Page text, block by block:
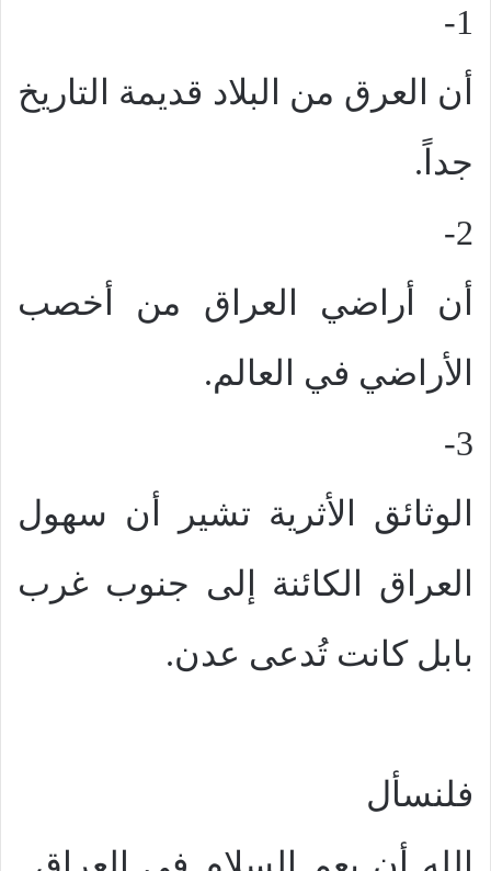
1-
أن العرق من البلاد قديمة التاريخ
جداً.
2-
أن أراضي العراق من أخصب
الأراضي في العالم.
3-
الوثائق الأثرية تشير أن سهول
العراق الكائنة إلى جنوب غرب
بابل كانت تُدعى عدن.
فلنسأل